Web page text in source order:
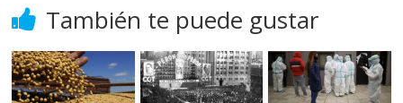
También te puede gustar